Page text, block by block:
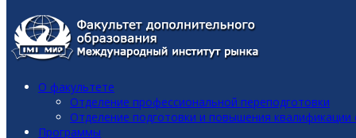
О факультете
Отделение профессиональной переподготовки
Отделение подготовки и повышения квалификации
Программы